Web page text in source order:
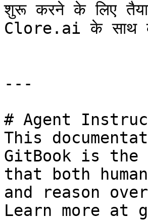
शुरू करने के लिए
Clore.ai के साथ
---
# Agent
This
GitBook is the
that both
and reason
Learn more at